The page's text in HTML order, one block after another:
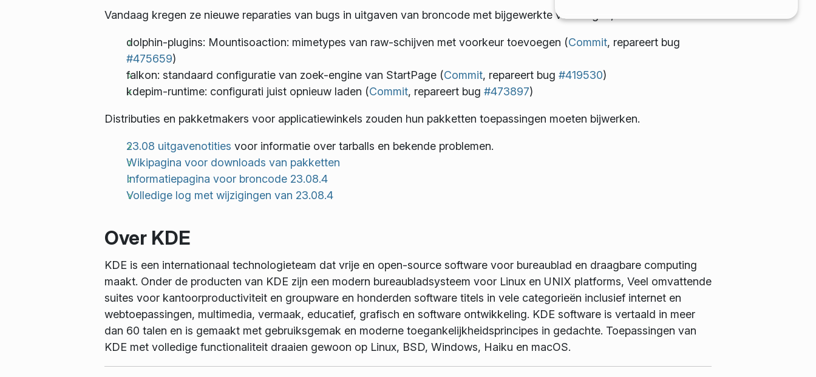
Vandaag kregen ze nieuwe reparaties van bugs in uitgaven van broncode met bijgewerkte vertalingen, inclusief:
dolphin-plugins: Mountisoaction: mimetypes van raw-schijven met voorkeur toevoegen (Commit, repareert bug
#475659)
falkon: standaard configuratie van zoek-engine van StartPage (Commit, repareert bug #419530)
kdepim-runtime: configurati juist opnieuw laden (Commit, repareert bug #473897)
Distributies en pakketmakers voor applicatiewinkels zouden hun pakketten toepassingen moeten bijwerken.
23.08 uitgavenotities voor informatie over tarballs en bekende problemen.
Wikipagina voor downloads van pakketten
Informatiepagina voor broncode 23.08.4
Volledige log met wijzigingen van 23.08.4
Over KDE
KDE is een internationaal technologieteam dat vrije en open-source software voor bureaublad en draagbare computing
maakt. Onder de producten van KDE zijn een modern bureaubladsysteem voor Linux en UNIX platforms, Veel omvattende
suites voor kantoorproductiviteit en groupware en honderden software titels in vele categorieën inclusief internet en
webtoepassingen, multimedia, vermaak, educatief, grafisch en software ontwikkeling. KDE software is vertaald in meer
dan 60 talen en is gemaakt met gebruiksgemak en moderne toegankelijkheidsprincipes in gedachte. Toepassingen van
KDE met volledige functionaliteit draaien gewoon op Linux, BSD, Windows, Haiku en macOS.